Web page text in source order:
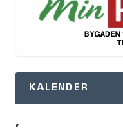
KALENDER
,